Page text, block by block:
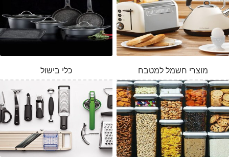
כלי בישול מוצרי חשמל למטבח